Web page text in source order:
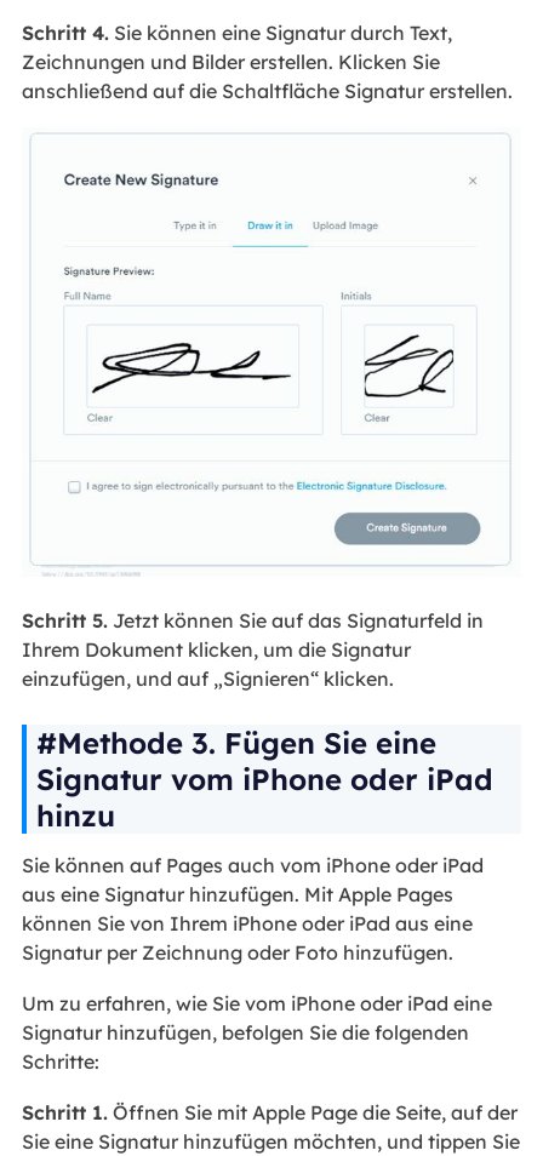
Schritt 4.Sie können eine Signatur durch Text,
Zeichnungen und Bilder erstellen. Klicken Sie
anschließend auf die Schaltfläche Signatur erstellen.
Schritt 5.Jetzt können Sie auf das Signaturfeld in
Ihrem Dokument klicken, um die Signatur
einzufügen, und auf „Signieren“ klicken.
#Methode 3. Fügen Sie eine
Signatur vom iPhone oder iPad
hinzu
Sie können auf Pages auch vom iPhone oder iPad
aus eine Signatur hinzufügen. Mit Apple Pages
können Sie von Ihrem iPhone oder iPad aus eine
Signatur per Zeichnung oder Foto hinzufügen.
Um zu erfahren, wie Sie vom iPhone oder iPad eine
Signatur hinzufügen, befolgen Sie die folgenden
Schritte:
Schritt 1.Öffnen Sie mit Apple Page die Seite, auf der
Sie eine Signatur hinzufügen möchten, und tippen Sie